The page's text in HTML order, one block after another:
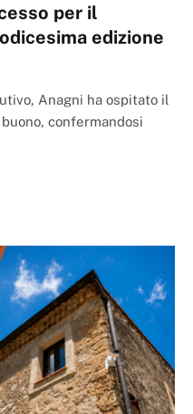
per il
edizione
Anagni ha ospitato il
confermandosi